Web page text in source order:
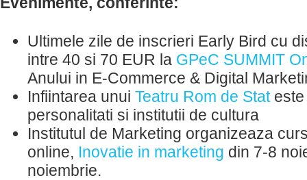
Ultimele zile de inscrieri Early Bird cu
intre 40 si 70 EUR la GPeC SUMMIT
Anului in E-Commerce & Digital
Infiintarea unui Teatru Rom de Stateste
personalitati si institutii de cultura
Institutul de Marketing organizeaza
online, Inovatie in marketing din 7-8
noiembrie.